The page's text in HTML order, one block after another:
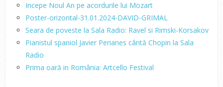
Incepe Noul An pe acordurile lui Mozart
Poster-orizontal-31.01.2024-DAVID-GRIMAL
Seara de poveste la Sala Radio: Ravel si Rimski-Korsakov
Pianistul spaniol Javier Perianes cântă Chopin la Sala
Radio
Prima oară in România: Artcello Festival